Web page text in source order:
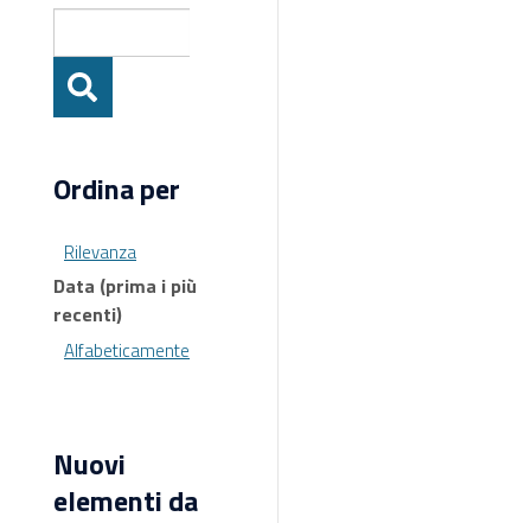
Ordina per
Rilevanza
Data (prima i più
recenti)
Alfabeticamente
Nuovi
elementi da